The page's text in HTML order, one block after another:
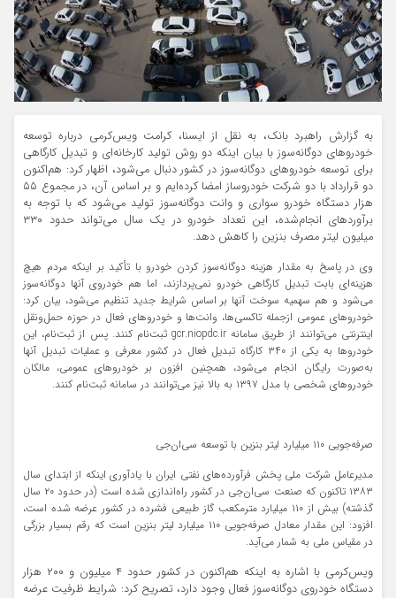
به گزارش راهبرد بانک، به نقل از ایسنا، کرامت ویس‌کرمی درباره توسعه
خودرو‌های دوگانه‌سوز با بیان اینکه دو روش تولید کارخانه‌ای و تبدیل کارگاهی
برای توسعه خودرو‌های دوگانه‌سوز در کشور دنبال می‌شود، اظهار کرد: هم‌اکنون
دو قرارداد با دو شرکت خودروساز امضا کرده‌ایم و بر اساس آن، در مجموع ۵۵
هزار دستگاه خودرو سواری و وانت دوگانه‌سوز تولید می‌شود که با توجه به
برآورد‌های انجام‌شده، این تعداد خودرو در یک سال می‌تواند حدود ۳۳۰
میلیون لیتر مصرف بنزین را کاهش دهد.
وی در پاسخ به مقدار هزینه دوگانه‌سوز کردن خودرو با تأکید بر اینکه مردم هیچ
هزینه‌ای بابت تبدیل کارگاهی خودرو نمی‌پردازند، اما هم خودروی آنها دوگانه‌سوز
می‌شود و هم سهمیه سوخت آنها بر اساس شرایط جدید تنظیم می‌شود، بیان کرد:
خودرو‌های عمومی ازجمله تاکسی‌ها، وانت‌ها و خودرو‌های فعال در حوزه حمل‌ونقل
اینترنتی می‌توانند از طریق سامانه gcr.niopdc.ir ثبت‌نام کنند. پس از ثبت‌نام، این
خودرو‌ها به یکی از ۳۴۰ کارگاه تبدیل فعال در کشور معرفی و عملیات تبدیل آنها
به‌صورت رایگان انجام می‌شود، همچنین افزون بر خودرو‌های عمومی، مالکان
خودرو‌های شخصی با مدل ۱۳۹۷ به بالا نیز می‌توانند در سامانه ثبت‌نام کنند.
صرفه‌جویی ۱۱۰ میلیارد لیتر بنزین با توسعه سی‌ان‌جی
مدیرعامل شرکت ملی پخش فرآورده‌های نفتی ایران با یادآوری اینکه از ابتدای سال
۱۳۸۳ تاکنون که صنعت سی‌ان‌جی در کشور راه‌اندازی شده است (در حدود ۲۰ سال
گذشته) بیش از ۱۱۰ میلیارد مترمکعب گاز طبیعی فشرده در کشور عرضه شده است،
افزود: این مقدار معادل صرفه‌جویی ۱۱۰ میلیارد لیتر بنزین است که رقم بسیار بزرگی
در مقیاس ملی به شمار می‌آید.
ویس‌کرمی با اشاره به اینکه هم‌اکنون در کشور حدود ۴ میلیون و ۲۰۰ هزار
دستگاه خودروی دوگانه‌سوز فعال وجود دارد، تصریح کرد: شرایط ظرفیت عرضه